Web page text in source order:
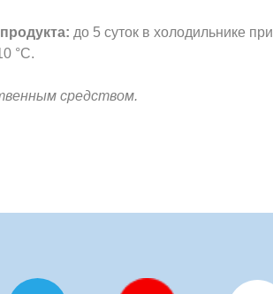
до 5 суток в холодильнике при
°С.
средством.